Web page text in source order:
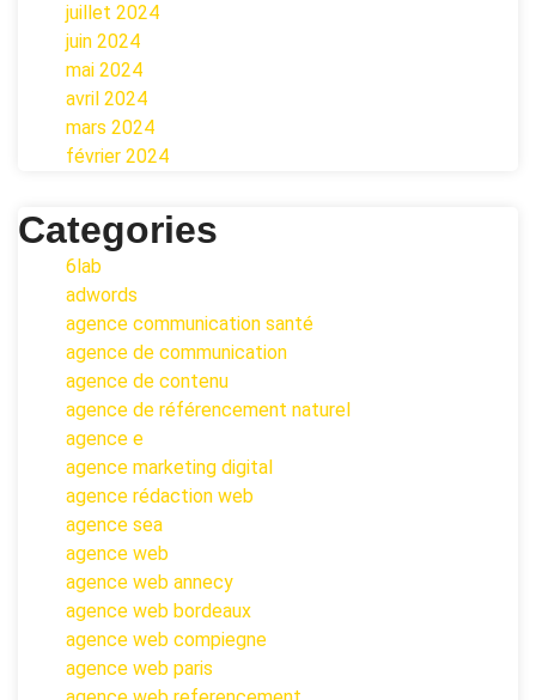
juillet 2024
juin 2024
mai 2024
avril 2024
mars 2024
février 2024
Categories
6lab
adwords
agence communication santé
agence de communication
agence de contenu
agence de référencement naturel
agence e
agence marketing digital
agence rédaction web
agence sea
agence web
agence web annecy
agence web bordeaux
agence web compiegne
agence web paris